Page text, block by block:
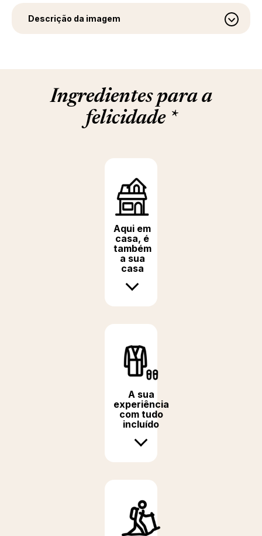
Descrição da imagem
Ingredientes para a
felicidade *
Aqui em
casa, é
também
a sua
casa
A sua
experiência
com tudo
incluído